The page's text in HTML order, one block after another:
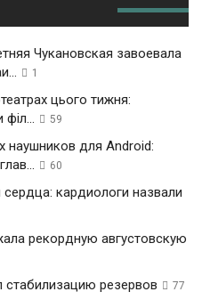
Чукановская завоевала
1
цього тижня:
філ...
59
наушников для Android:
60
кардиологи назвали
рекордную августовскую
резервов 77